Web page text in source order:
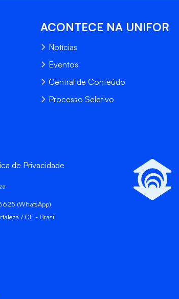
ACONTECE NA UNIFOR
Notícias
Eventos
Central de Conteúdo
Processo Seletivo
de Privacidade
(WhatsApp)
/ CE - Brasil